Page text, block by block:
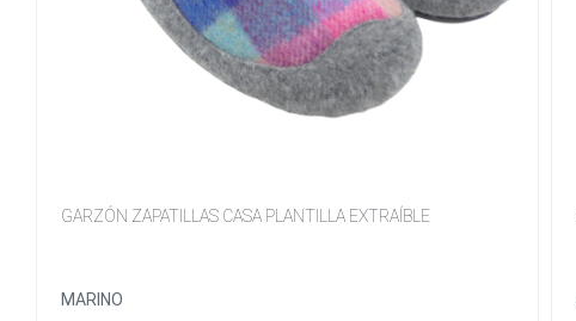
GARZÓN ZAPATILLAS CASA PLANTILLA EXTRAÍBLE
MARINO